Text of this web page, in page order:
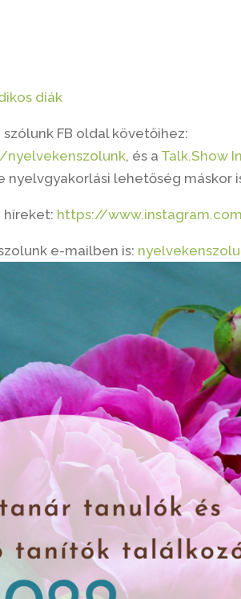
diák
FB oldal követőihez:
, és a Talk.Show
nyelvgyakorlási lehetőség máskor
híreket: https://
e-mailben is: